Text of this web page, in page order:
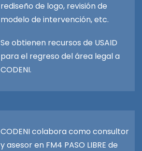
rediseño de logo, revisión de
modelo de intervención, etc.
Se obtienen recursos de USAID
para el regreso del área legal a
CODENI.
CODENI colabora como consultor
y asesor en FM4 PASO LIBRE de